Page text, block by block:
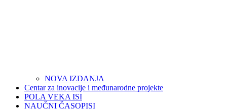
NOVA IZDANJA
Centar za inovacije i međunarodne projekte
POLA VEKA ISI
NAUČNI ČASOPISI